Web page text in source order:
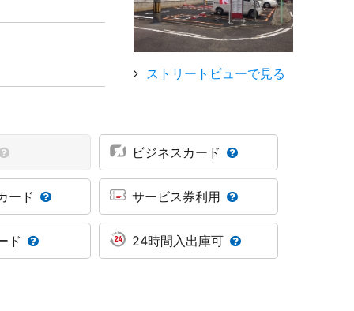
ストリートビューで見る
ビジネスカード
ード サービス券利用
ド 24時間入出庫可